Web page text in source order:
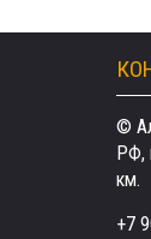
©
РФ,
км.
+7